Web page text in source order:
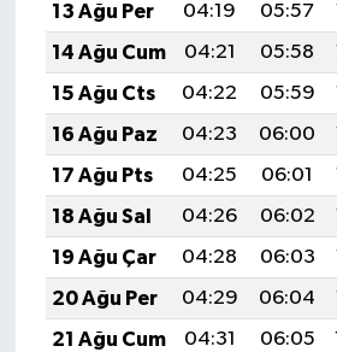
13 Ağu Per
04:19 05:57
14 Ağu Cum
04:21 05:58
15 Ağu Cts
04:22 05:59
16 Ağu Paz
04:23 06:00
17 Ağu Pts
04:25 06:01
18 Ağu Sal
04:26 06:02
19 Ağu Çar
04:28 06:03
20 Ağu Per
04:29 06:04
21 Ağu Cum
04:31 06:05